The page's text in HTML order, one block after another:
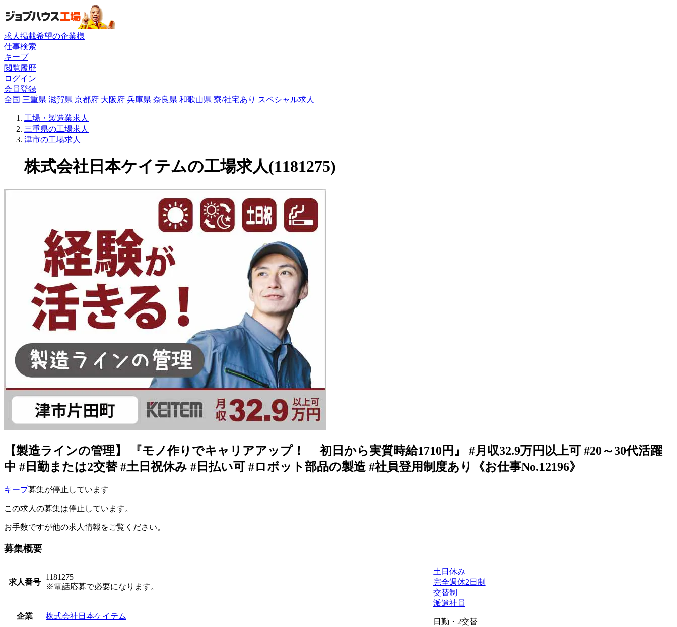
求人掲載希望の企業様
仕事検索
キープ
閲覧履歴
ログイン
会員登録
全国 三重県 滋賀県 京都府 大阪府 兵庫県 奈良県 和歌山県 寮/社宅あり スペシャル求人
工場・製造業求人
三重県の工場求人
津市の工場求人
株式会社日本ケイテムの工場求人(1181275)
【製造ラインの管理】 『モノ作りでキャリアアップ！ 初日から実質時給1710円』 #月収32.9万円以上可 #20～30代活躍
中 #日勤または2交替 #土日祝休み #日払い可 #ロボット部品の製造 #社員登用制度あり《お仕事No.12196》
キープ募集が停止しています
この求人の募集は停止しています。
お手数ですが他の求人情報をご覧ください。
募集概要
求人番号
1181275
※電話応募で必要になります。
企業 株式会社日本ケイテム
土日休み
完全週休2日制
交替制
派遣社員
日勤・2交替